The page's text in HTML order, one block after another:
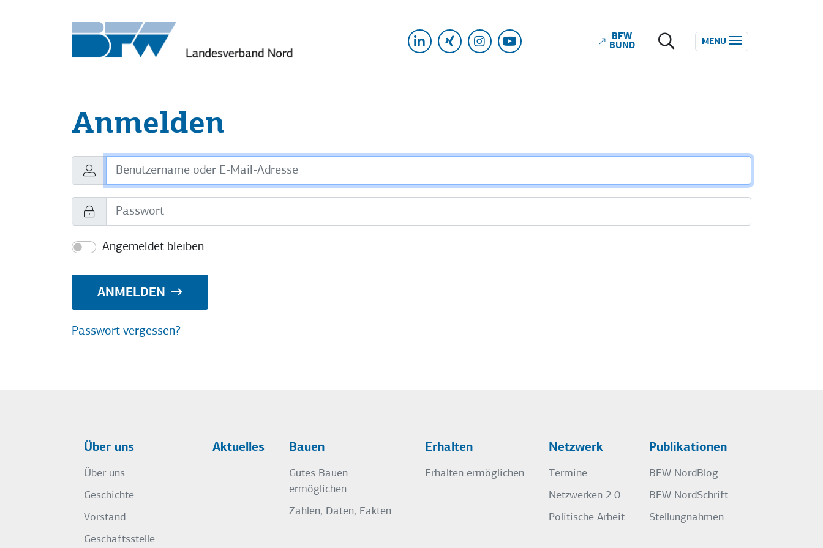
LinkedIn
Xing InstagramYoutube
BFW
BUND
MENU
Anmelden
Benutzername oder E-Mail-Adresse
Passwort
Angemeldet bleiben
ANMELDEN
Passwort vergessen?
Über uns
Über uns
Geschichte
Vorstand
Geschäftsstelle
Aktuelles Bauen
Gutes Bauen
ermöglichen
Zahlen, Daten, Fakten
Erhalten
Erhalten ermöglichen
Netzwerk
Termine
Netzwerken 2.0
Politische Arbeit
Publikationen
BFW NordBlog
BFW NordSchrift
Stellungnahmen